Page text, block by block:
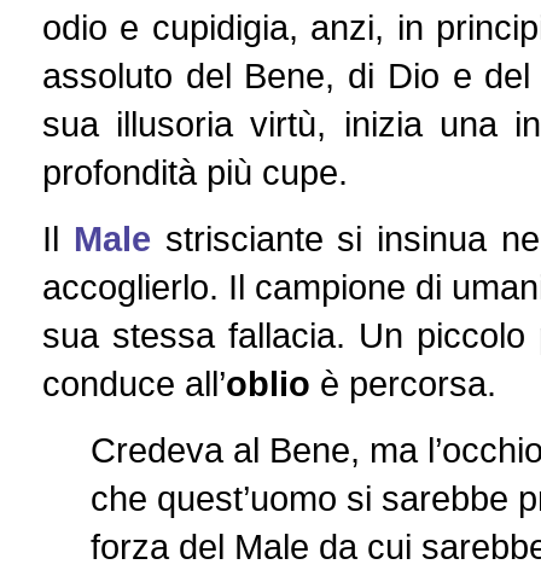
odio e cupidigia, anzi, in
assoluto del Bene, di Dio e
sua illusoria virtù, inizia una
profondità più cupe.
Il Male strisciante si insinua
accoglierlo. Il campione di
sua stessa fallacia. Un
conduce all’oblio è percorsa.
Credeva al Bene, ma
che quest’uomo si sarebbe
forza del Male da cui